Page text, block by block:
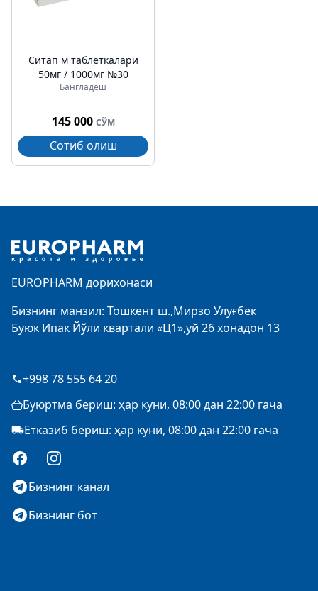
Ситап м таблеткалари
50мг / 1000мг №30
Бангладеш
145 000 СЎМ
Сотиб олиш
EUROPHARM дорихонаси
Бизнинг манзил: Тошкент ш.,Мирзо Улуғбек
Буюк Ипак Йўли квартали «Ц1»,уй 26 хонадон 13
+998 78 555 64 20
Буюртма бериш: ҳар куни, 08:00 дан 22:00 гача
Етказиб бериш: ҳар куни, 08:00 дан 22:00 гача
FacebookInstagram
Бизнинг канал
Бизнинг бот